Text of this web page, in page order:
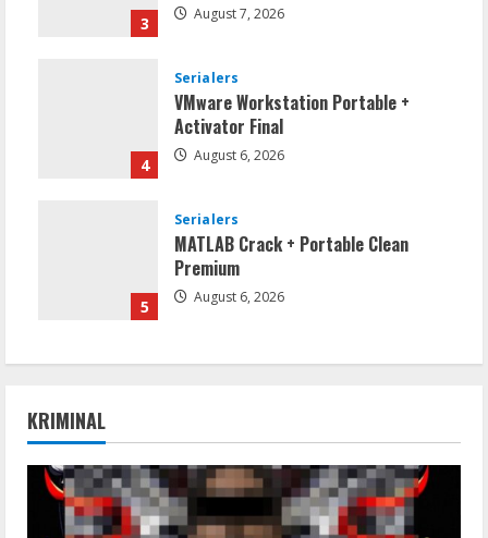
3 August 7, 2026
4
Serialers
VMware Workstation Portable +
Activator Final
August 6, 2026
5
Serialers
MATLAB Crack + Portable Clean
Premium
August 6, 2026
KRIMINAL